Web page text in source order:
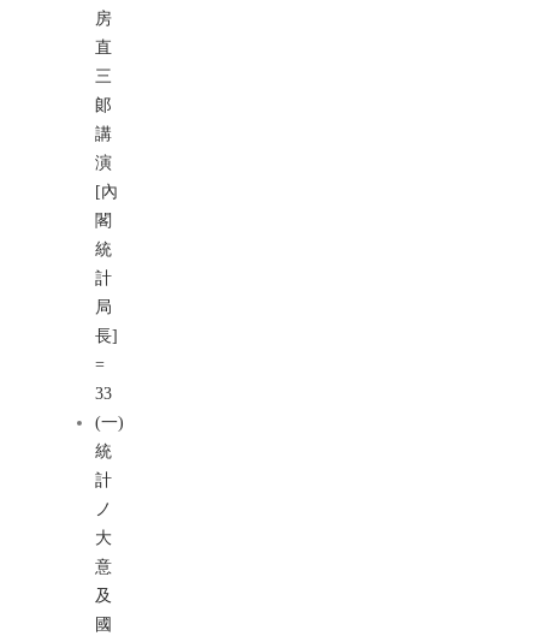
房
直
三
郞
講
演
[內
閣
統
計
局
長]
=
33
(一)
統
計
ノ
大
意
及
國